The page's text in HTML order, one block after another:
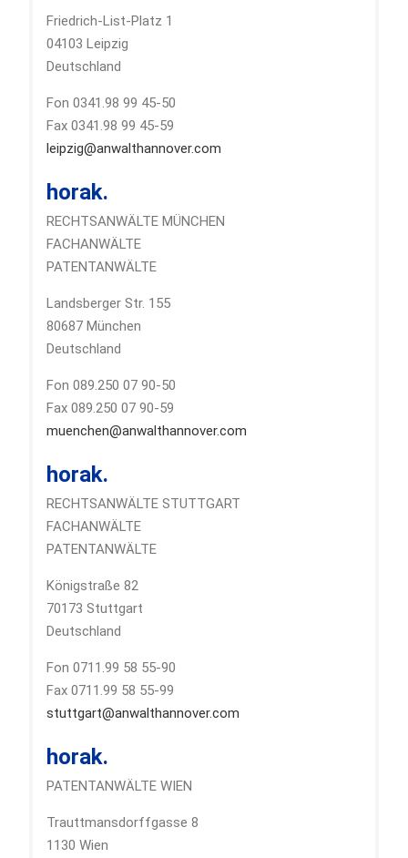
Friedrich-List-Platz 1
04103 Leipzig
Deutschland
Fon 0341.98 99 45-50
Fax 0341.98 99 45-59
leipzig@anwalthannover.com
horak.
RECHTSANWÄLTE MÜNCHEN
FACHANWÄLTE
PATENTANWÄLTE
Landsberger Str. 155
80687 München
Deutschland
Fon 089.250 07 90-50
Fax 089.250 07 90-59
muenchen@anwalthannover.com
horak.
RECHTSANWÄLTE STUTTGART
FACHANWÄLTE
PATENTANWÄLTE
Königstraße 82
70173 Stuttgart
Deutschland
Fon 0711.99 58 55-90
Fax 0711.99 58 55-99
stuttgart@anwalthannover.com
horak.
PATENTANWÄLTE WIEN
Trauttmansdorffgasse 8
1130 Wien